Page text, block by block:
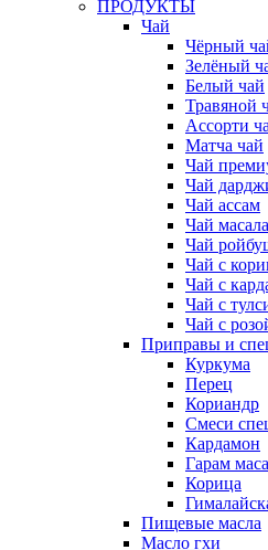
ПРОДУКТЫ
Чай
Чёрный
Зелёный
Белый чай
Травяной
Ассорти
Матча чай
Чай
Чай
Чай ассам
Чай масала
Чай
Чай с
Чай с
Чай с
Чай с
Приправы и
Куркума
Перец
Кориандр
Смеси
Кардамон
Гарам
Корица
Пищевые масла
Масло гхи